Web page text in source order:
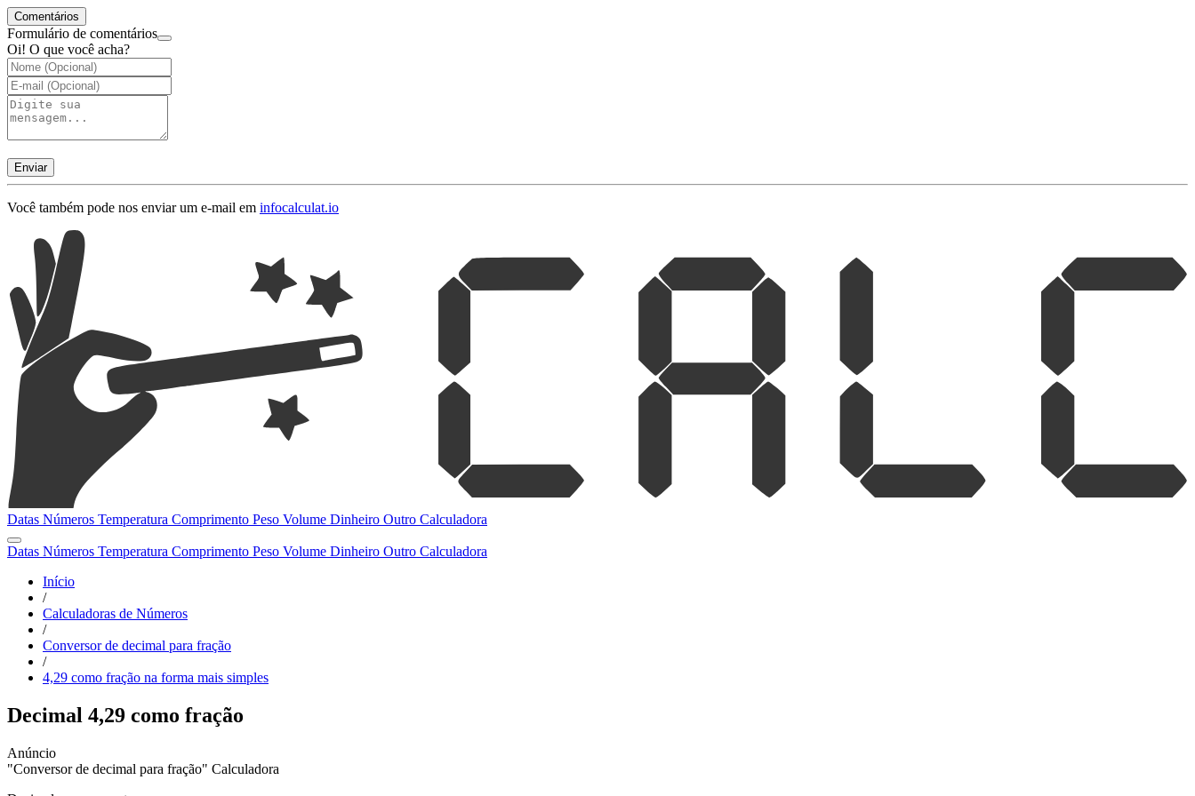
Comentários
Formulário de comentários
Oi! O que você acha?
Enviar
Você também pode nos enviar um e-mail em infocalculat.io
Datas Números Temperatura Comprimento Peso Volume Dinheiro Outro Calculadora
Datas Números Temperatura Comprimento Peso Volume Dinheiro Outro Calculadora
Início
/
Calculadoras de Números
/
Conversor de decimal para fração
/
4,29 como fração na forma mais simples
Decimal 4,29 como fração
"Conversor de decimal para fração" Calculadora